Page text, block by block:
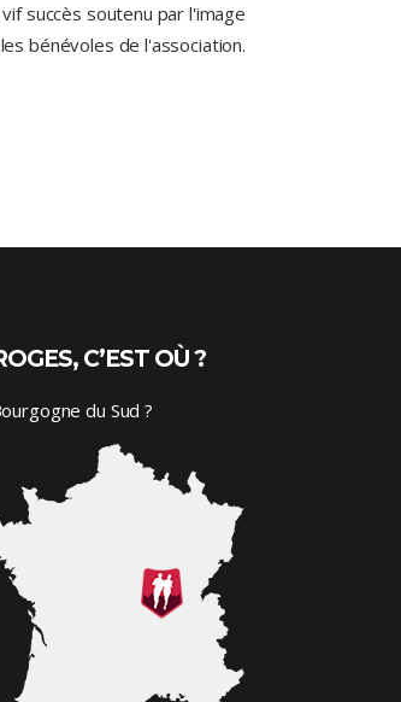
succès soutenu par l'image
bénévoles de l'association.
C’EST OÙ ?
du Sud ?